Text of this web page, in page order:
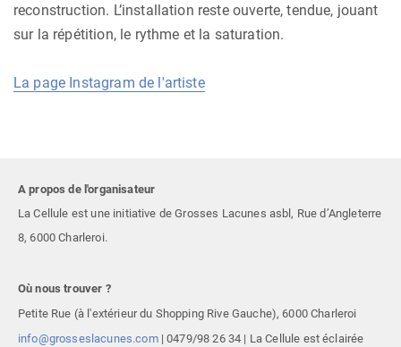
reconstruction. L’installation reste ouverte, tendue, jouant
sur la répétition, le rythme et la saturation.
La page Instagram de l'artiste
A propos de l'organisateur
La Cellule est une initiative de Grosses Lacunes asbl, Rue d’Angleterre
8, 6000 Charleroi.
Où nous trouver ?
Petite Rue (à l'extérieur du Shopping Rive Gauche), 6000 Charleroi
info@grosseslacunes.com|0479/98 26 34 | La Cellule est éclairée